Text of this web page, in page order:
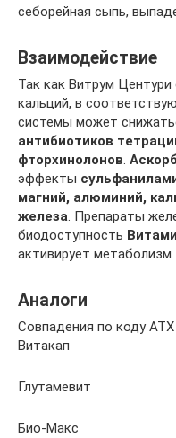
себорейная сыпь,
Взаимодействие
Так как Витрум
кальций, в
системы может
антибиотиков
фторхинолонов.
эффекты
магний, алюминий,
железа. Препараты
биодоступность
активирует метаболизм
Аналоги
Совпадения по коду АТХ
Витакап
Глутамевит
Био-Макс